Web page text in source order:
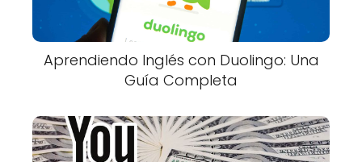
Aprendiendo Inglés con Duolingo: Una
Guía Completa